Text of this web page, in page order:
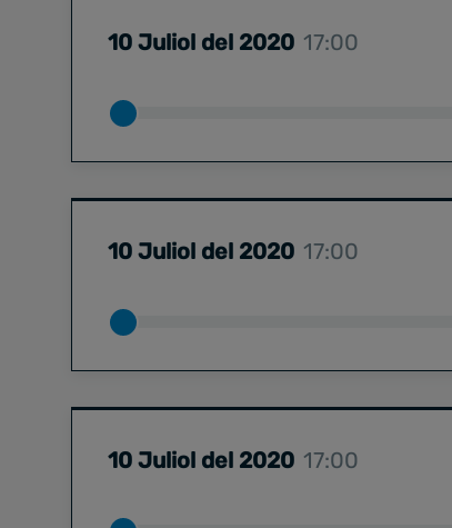
10 Juliol del 2020 17:00
10 Juliol del 2020 17:00
10 Juliol del 2020 17:00